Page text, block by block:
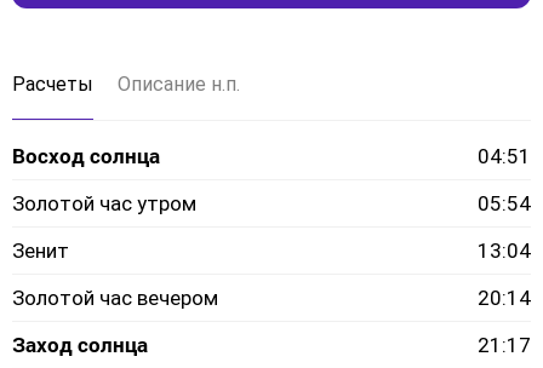
Расчеты Описание н.п.
Восход солнца
04:51
Золотой час утром
05:54
Зенит
13:04
Золотой час вечером
20:14
Заход солнца
21:17